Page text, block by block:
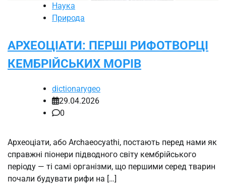
Наука
Природа
АРХЕОЦІАТИ: ПЕРШІ РИФОТВОРЦІ
КЕМБРІЙСЬКИХ МОРІВ
dictionarygeo
29.04.2026
0
Археоціати, або Archaeocyathi, постають перед нами як
справжні піонери підводного світу кембрійського
періоду — ті самі організми, що першими серед тварин
почали будувати рифи на […]